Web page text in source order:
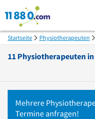
Startseite Physiotherapeuten
11 Physiotherapeuten in
Mehrere
Termine anfragen!